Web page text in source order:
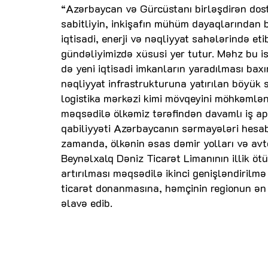
“Azərbaycan və Gürcüstanı birləşdirən
sabitliyin, inkişafın mühüm dayaqlarından
iqtisadi, enerji və nəqliyyat sahələrində
gündəliyimizdə xüsusi yer tutur. Məhz bu
də yeni iqtisadi imkanların yaradılması
nəqliyyat infrastrukturuna yatırılan
logistika mərkəzi kimi mövqeyini
məqsədilə ölkəmiz tərəfindən davamlı iş
qabiliyyəti Azərbaycanın sərmayələri
zamanda, ölkənin əsas dəmir yolları və
Beynəlxalq Dəniz Ticarət Limanının illik
artırılması məqsədilə ikinci
ticarət donanmasına, həmçinin regionun
əlavə edib.